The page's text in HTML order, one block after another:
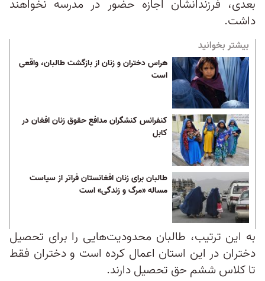
بعدی، فرزندانشان اجازه حضور در مدرسه نخواهند
داشت.
بیشتر بخوانید
هراس دختران و زنان از بازگشت طالبان، واقعی
است
کنفرانس کنشگران مدافع حقوق زنان افغان در
کابل
طالبان برای زنان افغانستان فراتر از سیاست
مساله «مرگ و زندگی» است
به این ترتیب، طالبان محدودیت‌هایی را برای تحصیل
دختران در این استان اعمال کرده است و دختران فقط
تا کلاس ششم حق تحصیل دارند.